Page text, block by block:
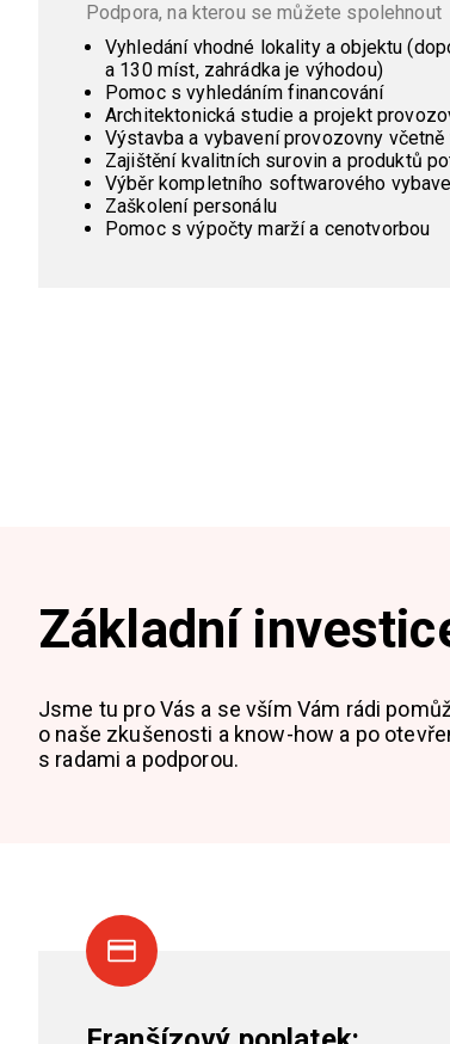
Podpora, na kterou se můžete spolehnout
Vyhledání vhodné lokality a objektu
a 130 míst, zahrádka je výhodou)
Pomoc s vyhledáním financování
Architektonická studie a projekt
Výstavba a vybavení provozovny
Zajištění kvalitních surovin a produktů
Výběr kompletního softwarového
Zaškolení personálu
Pomoc s výpočty marží a cenotvorbou
Základní
Jsme tu pro Vás a se vším Vám rádi
o naše zkušenosti a know-how a po
s radami a podporou.